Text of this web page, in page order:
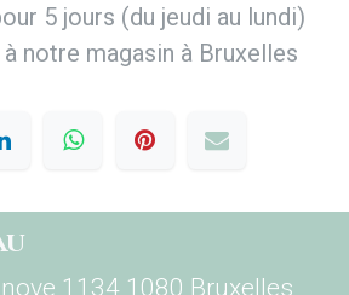
5 jours (du jeudi au lundi)
notre magasin à Bruxelles
1134 1080 Bruxelles